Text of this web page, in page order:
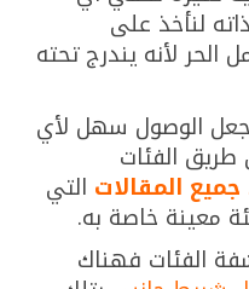
لنأخذ على
الحر لأنه يندرج تحته
الوصول سهل لأي
الفئات
المقالات التي
معينة خاصة به.
الفئات فهناك